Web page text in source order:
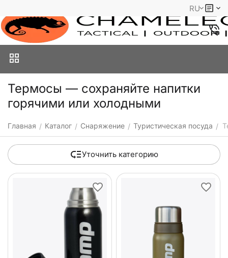
RU
Термосы — сохраняйте напитки
горячими или холодными
Главная / Каталог / Снаряжение / Туристическая посуда /
Уточнить категорию